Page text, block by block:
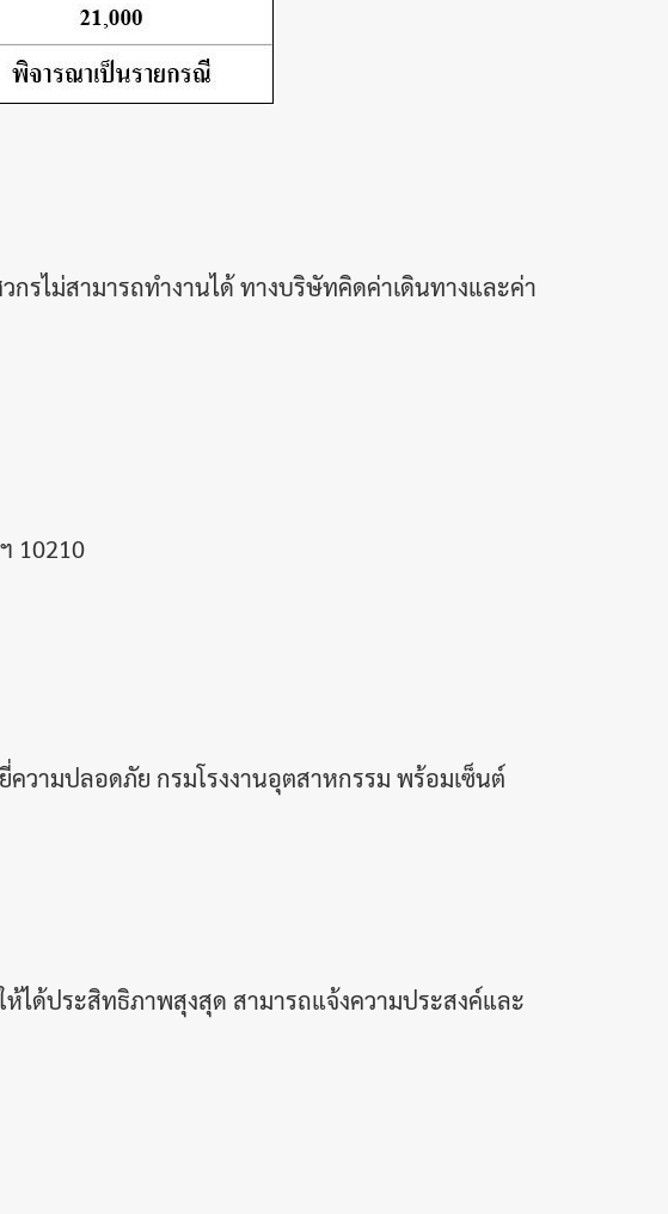
กรไม่สามารถทำงานได้ ทางบริษัทคิดค่าเดินทางและค่า
10210
วามปลอดภัย กรมโรงงานอุตสาหกรรม พร้อมเซ็นต์
ได้ประสิทธิภาพสุงสุด สามารถแจ้งความประสงค์และ